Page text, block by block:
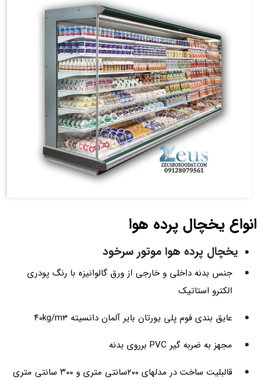
انواع یخچال پرده هوا
یخچال پرده هوا موتور سرخود
جنس بدنه داخلی و خارجی از ورق گالوانیزه با رنگ پودری
الکترو استاتیک
عایق بندی فوم پلی یورتان بایر آلمان دانسیته ۴۰kg/m3
مجهز به ضربه گیر PVC برروی بدنه
قالبلیت ساخت در مدلهای ۲۰۰سانتی متری و ۳۰۰ سانتی متری